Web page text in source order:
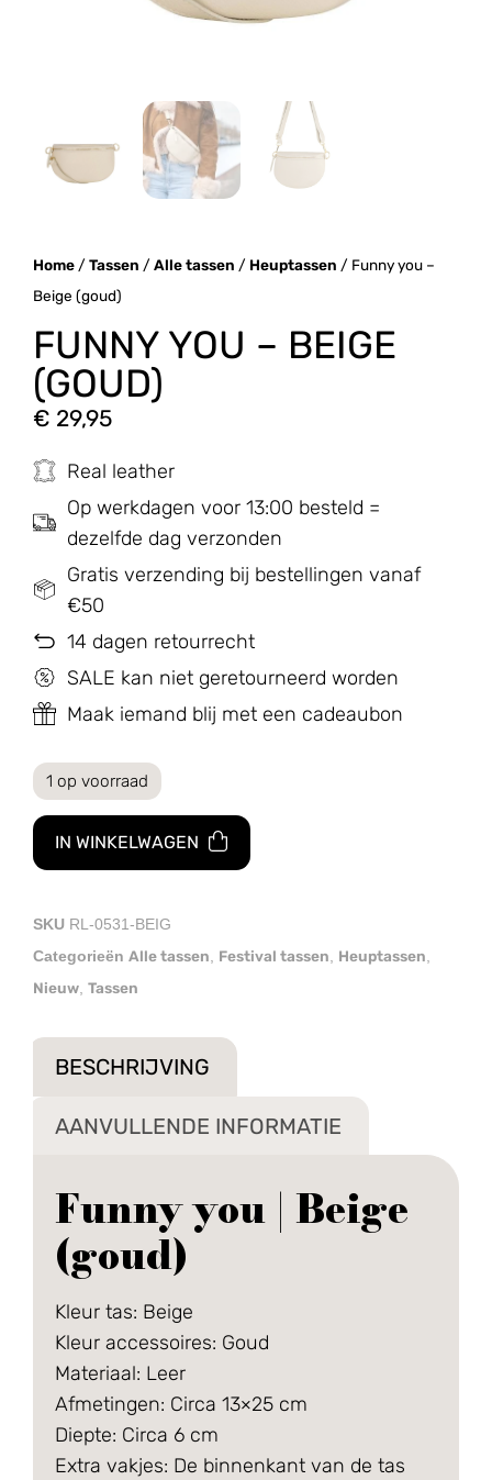
Home / Tassen / Alle tassen / Heuptassen / Funny you –
Beige (goud)
FUNNY YOU – BEIGE
(GOUD)
€ 29,95
Real leather
Op werkdagen voor 13:00 besteld =
dezelfde dag verzonden
Gratis verzending bij bestellingen vanaf
€50
14 dagen retourrecht
SALE kan niet geretourneerd worden
Maak iemand blij met een cadeaubon
1 op voorraad
IN WINKELWAGEN
SKU RL-0531-BEIG
Categorieën Alle tassen, Festival tassen, Heuptassen,
Nieuw, Tassen
BESCHRIJVING
AANVULLENDE INFORMATIE
Funny you | Beige
(goud)
Kleur tas: Beige
Kleur accessoires: Goud
Materiaal: Leer
Afmetingen: Circa 13×25 cm
Diepte: Circa 6 cm
Extra vakjes: De binnenkant van de tas